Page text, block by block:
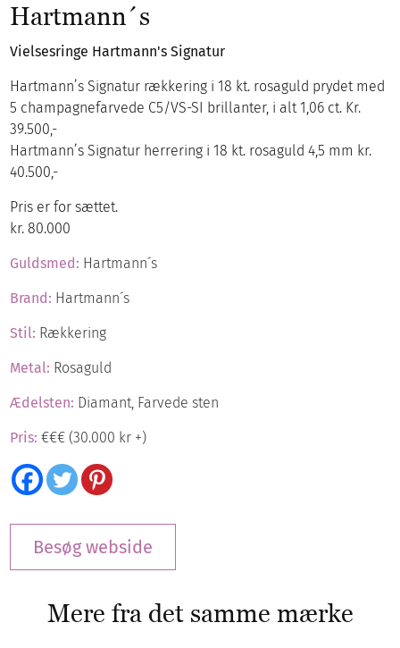
Hartmann´s
Vielsesringe Hartmann's Signatur
Hartmann’s Signatur rækkering i 18 kt. rosaguld prydet med
5 champagnefarvede C5/VS-SI brillanter, i alt 1,06 ct. Kr.
39.500,-
Hartmann’s Signatur herrering i 18 kt. rosaguld 4,5 mm kr.
40.500,-
Pris er for sættet.
kr. 80.000
Guldsmed: Hartmann´s
Brand: Hartmann´s
Stil: Rækkering
Metal: Rosaguld
Ædelsten: Diamant, Farvede sten
Pris:€€€ (30.000 kr +)
Besøg webside
Mere fra det samme mærke